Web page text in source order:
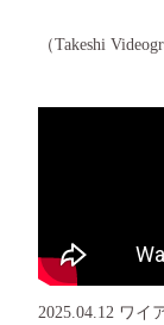
（Takeshi
2025.04.12 ワイ